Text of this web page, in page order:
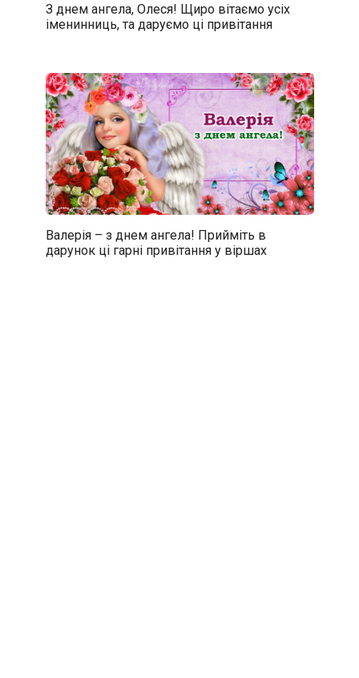
З днем ангела, Олеся! Щиро вітаємо усіх
іменинниць, та даруємо ці привітання
Валерія – з днем ангела! Прийміть в
дарунок ці гарні привітання у віршах